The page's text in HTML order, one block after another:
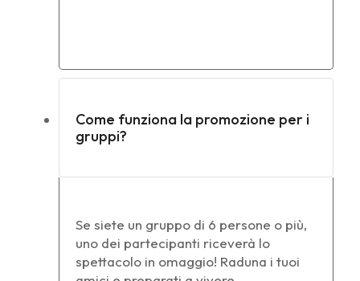
Come funziona la promozione per i
gruppi?
Se siete un gruppo di 6 persone o più,
uno dei partecipanti riceverà lo
spettacolo in omaggio! Raduna i tuoi